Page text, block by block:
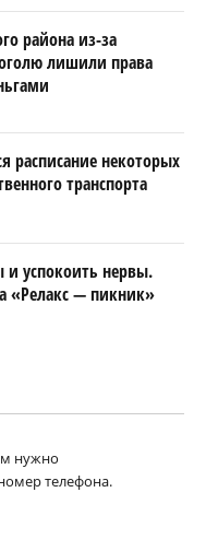
района из-за
лишили права
расписание некоторых
транспорта
и успокоить нервы.
«Релакс — пикник»
нужно
телефона.